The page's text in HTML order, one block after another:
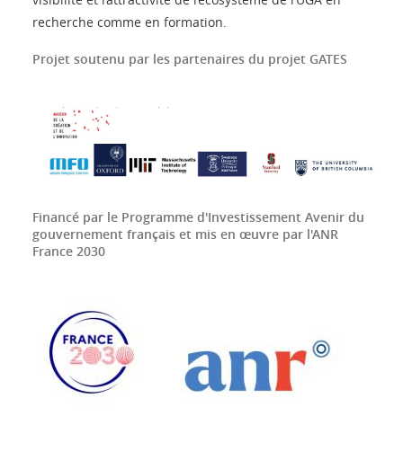
recherche comme en formation.
Projet soutenu par les partenaires du projet GATES
Financé par le Programme d'Investissement Avenir du
gouvernement français et mis en œuvre par l'ANR
France 2030